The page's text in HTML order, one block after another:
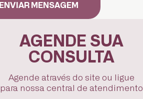
ENVIAR MENSAGEM
AGENDE SUA
CONSULTA
Agende através do site ou ligue
para nossa central de atendimento